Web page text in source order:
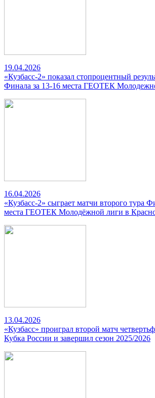
19.04.2026
«Кузбасс-2» показал стопроцентный
Финала за 13-16 места ГЕОТЕК
16.04.2026
«Кузбасс-2» сыграет матчи второго тура
места ГЕОТЕК Молодёжной лиги в
13.04.2026
«Кузбасс» проиграл второй матч
Кубка России и завершил сезон 2025/2026